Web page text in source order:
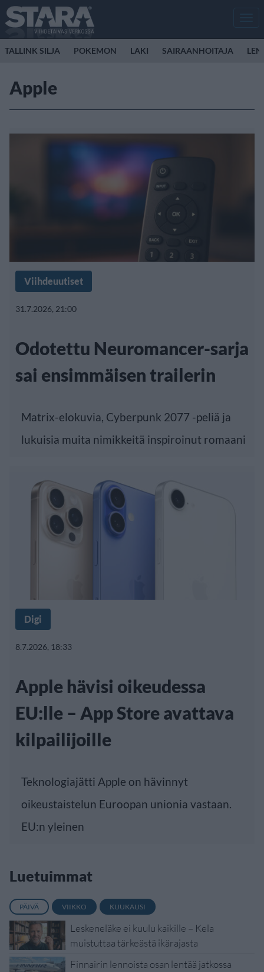
TALLINK SILJA POKEMON LAKI SAIRAANHOITAJA
Apple
Viihdeuutiset
31.7.2026, 21:00
Odotettu Neuromancer-sarja
sai ensimmäisen trailerin
Matrix-elokuvia, Cyberpunk 2077 -peliä ja
lukuisia muita nimikkeitä inspiroinut romaani
Digi
8.7.2026, 18:33
Apple hävisi oikeudessa
EU:lle – App Store avattava
kilpailijoille
Teknologiajätti Apple on hävinnyt
oikeustaistelun Euroopan unionia vastaan.
EU:n yleinen
Luetuimmat
PÄIVÄ VIIKKO KUUKAUSI
Leskeneläke ei kuulu kaikille – Kela
muistuttaa tärkeästä ikärajasta
Finnairin lennoista osan lentää jatkossa